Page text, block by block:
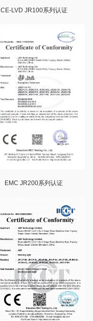
CE-LVD JR100系列认证
EMC JR200系列认证